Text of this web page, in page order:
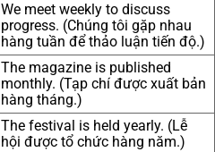
We meet weekly to discuss
progress. (Chúng tôi gặp nhau
hàng tuần để thảo luận tiến độ.)
The magazine is published
monthly. (Tạp chí được xuất bản
hàng tháng.)
The festival is held yearly. (Lễ
hội được tổ chức hàng năm.)